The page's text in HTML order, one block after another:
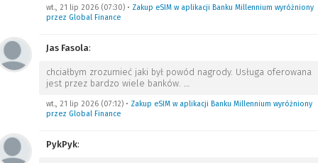
wt., 21 lip 2026 (07:30) • Zakup eSIM w aplikacji Banku Millennium wyróżniony
przez Global Finance
Jas Fasola:
chciałbym zrozumieć jaki był powód nagrody. Usługa oferowana
jest przez bardzo wiele banków. …
wt., 21 lip 2026 (07:12) • Zakup eSIM w aplikacji Banku Millennium wyróżniony
przez Global Finance
PykPyk: